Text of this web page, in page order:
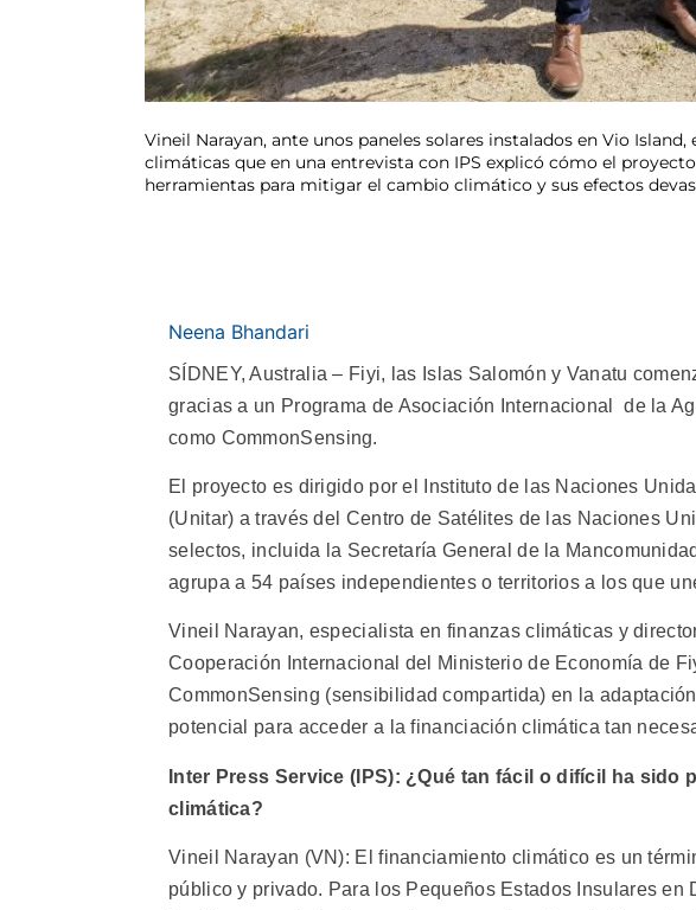
Vineil Narayan, ante unos paneles solares instalados en Vio
climáticas que en una entrevista con IPS explicó cómo el
herramientas para mitigar el cambio climático y sus efectos
Neena Bhandari
SÍDNEY, Australia – Fiyi, las Islas Salomón y Vanatu
gracias a un Programa de Asociación Internacional de la
como CommonSensing.
El proyecto es dirigido por el Instituto de las Naciones
(Unitar) a través del Centro de Satélites de las Naciones
selectos, incluida la Secretaría General de la
agrupa a 54 países independientes o territorios a los que
Vineil Narayan, especialista en finanzas climáticas y
Cooperación Internacional del Ministerio de Economía de
CommonSensing (sensibilidad compartida) en la
potencial para acceder a la financiación climática tan
Inter Press Service (IPS): ¿Qué tan fácil o difícil ha sido
climática?
Vineil Narayan (VN): El financiamiento climático es un
público y privado. Para los Pequeños Estados Insulares en